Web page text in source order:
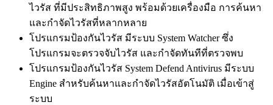
ไวรัส ที่มีประสิทธิภาพสูง พร้อมด้วยเครื่องมือ การค้นหา
และกำจัดไวรัสที่หลากหลาย
โปรแกรมป้องกันไวรัส มีระบบ System Watcher ซึ่ง
โปรแกรมจะตรวจจับไวรัส และกำจัดทันทีที่ตรวจพบ
โปรแกรมป้องกันไวรัส System Defend Antivirus มีระบบ
Engine สำหรับค้นหาและกำจัดไวรัสอัตโนมัติ เมื่อเข้าสู่
ระบบ